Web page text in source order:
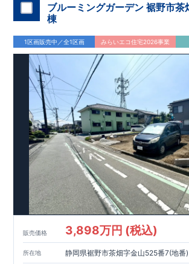
ブルーミングガーデン 裾野市茶
棟
1区画販売中／全1区画 みらいエコ住宅2026事業
販売価格 3,898万円 (税込)
所在地 静岡県裾野市茶畑字金山525番7(地番)